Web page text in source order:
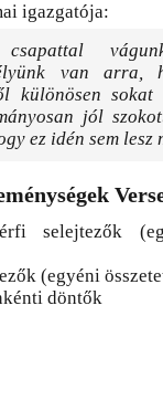
igazgatója:
van arra,
különösen
jól
ez idén sem lesz
selejtezők
(egyéni
döntők